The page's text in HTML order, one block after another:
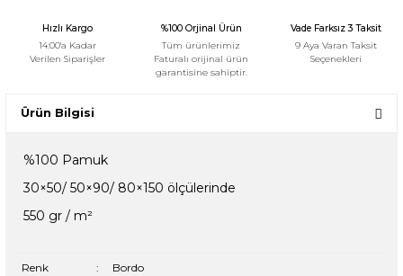
Hızlı Kargo
14:00'a Kadar
Verilen Siparişler
%100 Orjinal Ürün
Tüm ürünlerimiz
Faturalı orijinal ürün
garantisine sahiptir.
Vade Farksız 3 Taksit
9 Aya Varan Taksit
Seçenekleri
Ürün Bilgisi
%100 Pamuk
30×50/ 50×90/ 80×150 ölçülerinde
550 gr / m²
Renk : Bordo